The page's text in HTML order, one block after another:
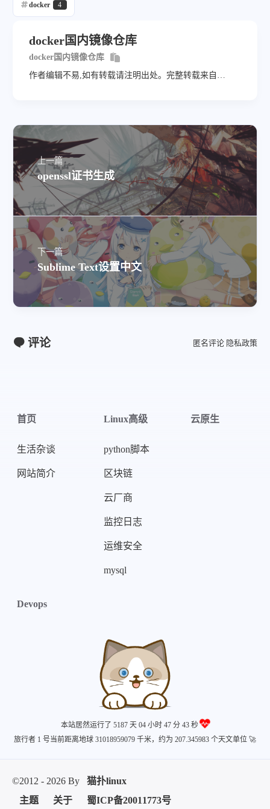
微信
docker 4
docker国内镜像仓库
docker国内镜像仓库
作者编辑不易,如有转载请注明出处。完整转载来自
上一篇
openssl证书生成
下一篇
Sublime Text设置中文
评论 匿名评论 隐私政策
首页
生活杂谈
网站简介
Linux高级
python脚本
区块链
云厂商
监控日志
运维安全
mysql
云原生
Devops
本站居然运行了 5187 天04 小时 47 分 44 秒
旅行者 1 号当前距离地球 31018959096 千米，约为 207.345983 个天文单位 🚀
猫扑linux
关于
蜀ICP备20011773号